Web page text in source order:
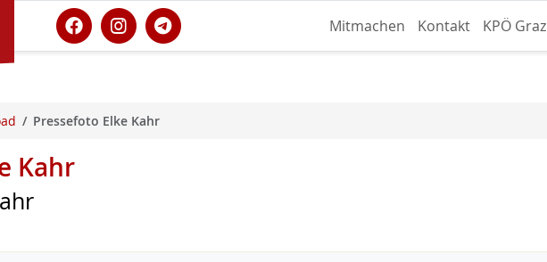
Mitmachen Kontakt KPÖ Graz
Pressefoto Elke Kahr
Kahr